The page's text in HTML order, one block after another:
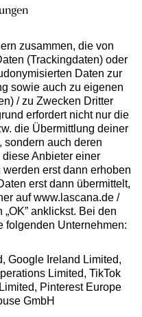
zusammen, die von
(Trackingdaten) oder
Daten zur
sowie auch zu eigenen
/ zu Zwecken Dritter
erfordert nicht nur die
die Übermittlung deiner
sondern auch deren
Anbieter einer
erst dann erhoben
erst dann übermittelt,
auf www.lascana.de /
anklickst. Bei den
folgenden Unternehmen:
Google Ireland Limited,
Limited, TikTok
Pinterest Europe
GmbH